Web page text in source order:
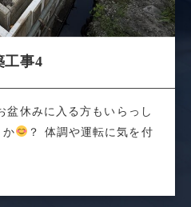
工事4
盆休みに入る方もいらっし
か
？ 体調や運転に気を付